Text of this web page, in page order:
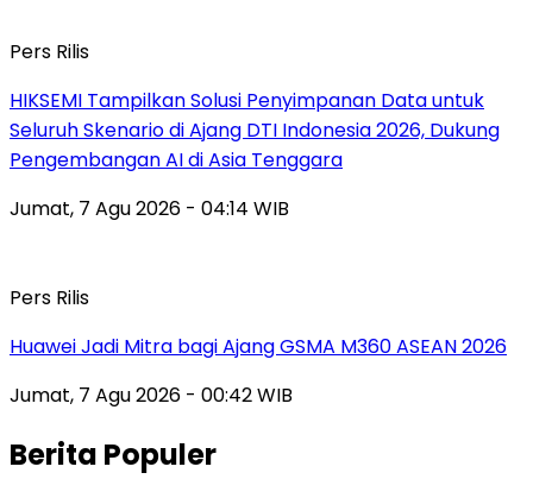
Pers Rilis
HIKSEMI Tampilkan Solusi Penyimpanan Data untuk
Seluruh Skenario di Ajang DTI Indonesia 2026, Dukung
Pengembangan AI di Asia Tenggara
Jumat, 7 Agu 2026 - 04:14 WIB
Pers Rilis
Huawei Jadi Mitra bagi Ajang GSMA M360 ASEAN 2026
Jumat, 7 Agu 2026 - 00:42 WIB
Berita Populer